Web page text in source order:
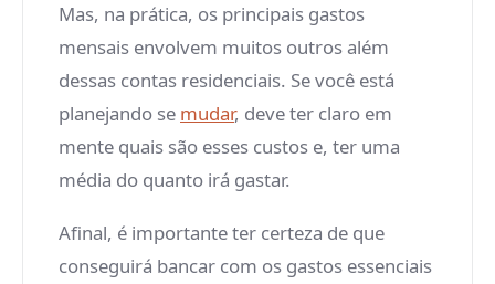
Mas, na prática, os principais gastos
mensais envolvem muitos outros além
dessas contas residenciais. Se você está
planejando se mudar, deve ter claro em
mente quais são esses custos e, ter uma
média do quanto irá gastar.
Afinal, é importante ter certeza de que
conseguirá bancar com os gastos essenciais